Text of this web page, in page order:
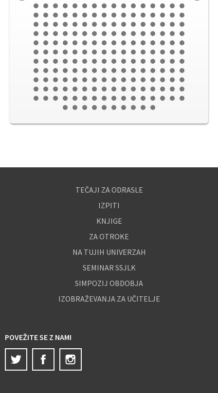
TEČAJI ZA ODRASLE
IZPITI
KNJIGE
ZA OTROKE
NA TUJIH UNIVERZAH
SEMINAR SSJLK
SIMPOZIJ OBDOBJA
IZOBRAŽEVANJA ZA UČITELJE
POVEŽITE SE Z NAMI
Twitter
Facebook